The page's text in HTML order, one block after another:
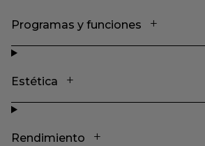
Programas y funciones
Estética
Rendimiento